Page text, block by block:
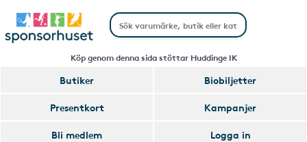
Köp genom denna sida stöttar Huddinge IK
Butiker
Biobiljetter
Presentkort
Kampanjer
Bli medlem
Logga in